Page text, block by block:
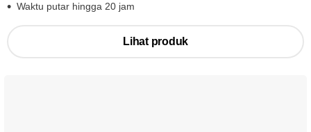
Waktu putar hingga 20 jam
Lihat produk